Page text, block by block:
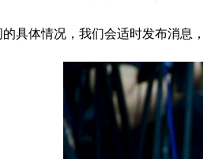
具体情况，我们会适时发布消息